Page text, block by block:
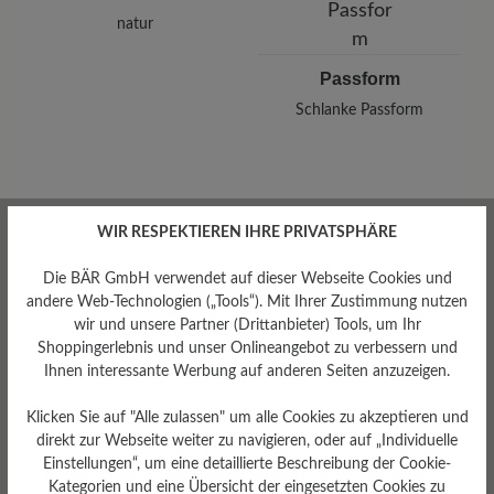
natur
Passform
Schlanke Passform
Bewertungen lesen
0 von 0 Bewertungen
Average rating of 0 out of 5 stars
Geben Sie eine Bewertung
WIR RESPEKTIEREN IHRE PRIVATSPHÄRE
Die BÄR GmbH verwendet auf dieser Webseite Cookies und
andere Web-Technologien („Tools“). Mit Ihrer Zustimmung nutzen
wir und unsere Partner (Drittanbieter) Tools, um Ihr
Shoppingerlebnis und unser Onlineangebot zu verbessern und
Ihnen interessante Werbung auf anderen Seiten anzuzeigen.
Klicken Sie auf "Alle zulassen" um alle Cookies zu akzeptieren und
direkt zur Webseite weiter zu navigieren, oder auf „Individuelle
Einstellungen“, um eine detaillierte Beschreibung der Cookie-
Kategorien und eine Übersicht der eingesetzten Cookies zu